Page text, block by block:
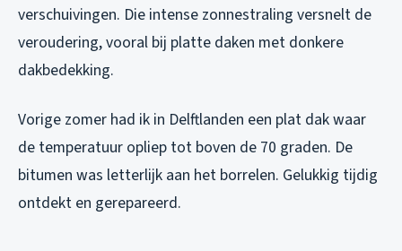
verschuivingen. Die intense zonnestraling versnelt de
veroudering, vooral bij platte daken met donkere
dakbedekking.
Vorige zomer had ik in Delftlanden een plat dak waar
de temperatuur opliep tot boven de 70 graden. De
bitumen was letterlijk aan het borrelen. Gelukkig tijdig
ontdekt en gerepareerd.